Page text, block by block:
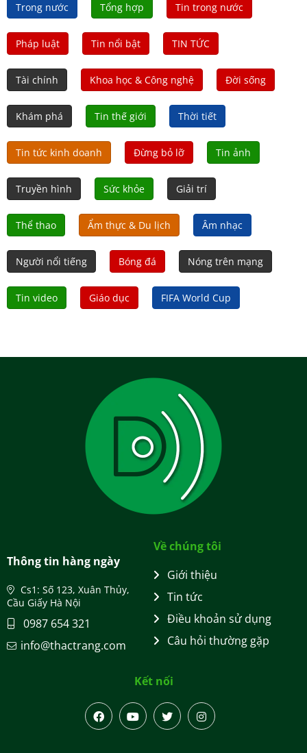
Trong nước Tổng hợp Tin trong nước
Pháp luật Tin nổi bật TIN TỨC
Tài chính Khoa học & Công nghệ Đời sống
Khám phá Tin thế giới Thời tiết
Tin tức kinh doanh Đừng bỏ lỡ Tin ảnh
Truyền hình Sức khỏe Giải trí
Thể thao Ẩm thực & Du lịch Âm nhạc
Người nổi tiếng Bóng đá Nóng trên mạng
Tin video Giáo dục FIFA World Cup
Thông tin hàng ngày
Cs1: Số 123, Xuân Thủy,
Cầu Giấy Hà Nội
0987 654 321
info@thactrang.com
Về chúng tôi
Giới thiệu
Tin tức
Điều khoản sử dụng
Câu hỏi thường gặp
Kết nối